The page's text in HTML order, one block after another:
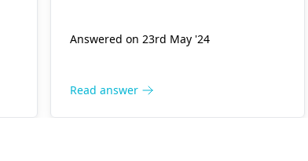
কোনো লক্ষণ দেখা যায় না। যদি আপনার কাছে থাকে
তবে অ্যান্টিভাইরাল ওষুধগুলি তাদের নিয়ন্ত্রণে সহায়তা
Answered on 23rd May '24
Read answer